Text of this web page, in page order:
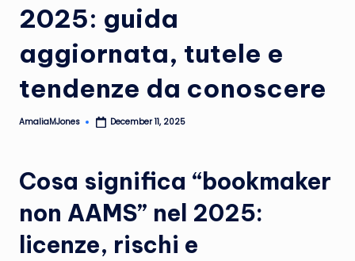
2025: guida
aggiornata, tutele e
tendenze da conoscere
Posted
AmaliaMJones December 11, 2025
Cosa significa “bookmaker
non AAMS” nel 2025:
licenze, rischi e